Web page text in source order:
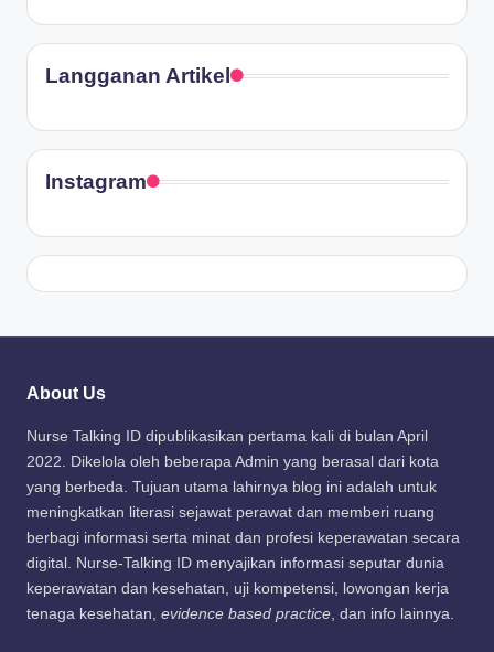
Langganan Artikel
Instagram
About Us
Nurse Talking ID dipublikasikan pertama kali di bulan April
2022. Dikelola oleh beberapa Admin yang berasal dari kota
yang berbeda. Tujuan utama lahirnya blog ini adalah untuk
meningkatkan literasi sejawat perawat dan memberi ruang
berbagi informasi serta minat dan profesi keperawatan secara
digital. Nurse-Talking ID menyajikan informasi seputar dunia
keperawatan dan kesehatan, uji kompetensi, lowongan kerja
tenaga kesehatan, evidence based practice, dan info lainnya.